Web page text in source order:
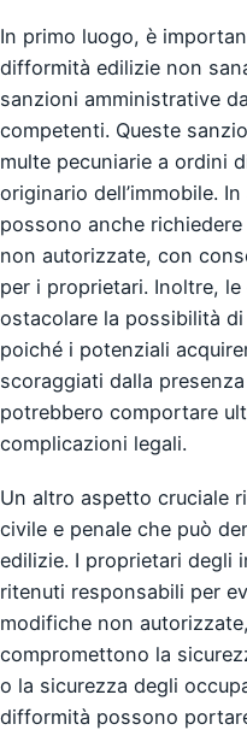
In primo luogo, è
difformità edilizie non
sanzioni amministrative
competenti. Queste
multe pecuniarie a ordini
originario dell’immobile.
possono anche
non autorizzate, con
per i proprietari. Inoltre,
ostacolare la possibilità di
poiché i potenziali
scoraggiati dalla
potrebbero comportare
complicazioni legali.
Un altro aspetto cruciale
civile e penale che può
edilizie. I proprietari degli
ritenuti responsabili per
modifiche non
compromettono la
o la sicurezza degli
difformità possono